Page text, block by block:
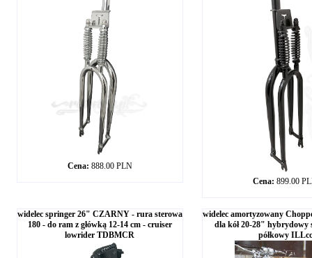
Cena: 888.00 PLN
Cena: 899.00
widelec springer 26" CZARNY - rura sterowa
180 - do ram z główką 12-14 cm - cruiser
lowrider TDBMCR
widelec amortyzowany
dla kół 20-28" hybrydowy
półkowy ILLcc